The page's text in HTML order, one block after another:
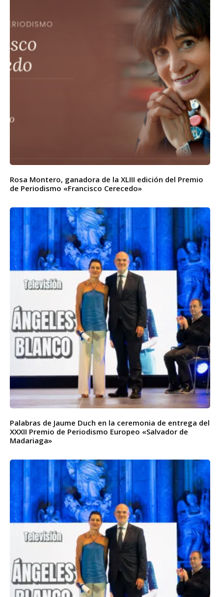
Rosa Montero, ganadora de la XLIII edición del Premio
de Periodismo «Francisco Cerecedo»
Palabras de Jaume Duch en la ceremonia de entrega del
XXXII Premio de Periodismo Europeo «Salvador de
Madariaga»